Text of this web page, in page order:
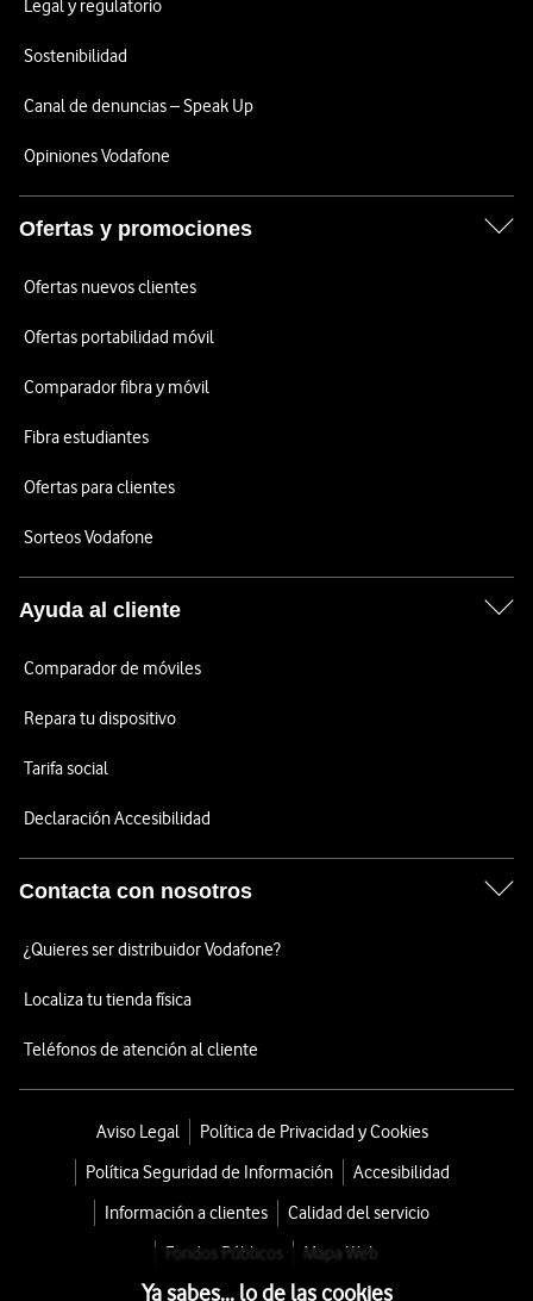
Legal y regulatorio
Sostenibilidad
Canal de denuncias – Speak Up
Opiniones Vodafone
Ofertas y promociones
Ofertas nuevos clientes
Ofertas portabilidad móvil
Comparador fibra y móvil
Fibra estudiantes
Ofertas para clientes
Sorteos Vodafone
Ayuda al cliente
Comparador de móviles
Repara tu dispositivo
Tarifa social
Declaración Accesibilidad
Contacta con nosotros
¿Quieres ser distribuidor Vodafone?
Localiza tu tienda física
Teléfonos de atención al cliente
Aviso Legal
Política de Privacidad y Cookies
Política Seguridad de Información
Accesibilidad
Información a clientes
Calidad del servicio
Fondos Públicos
Mapa Web
Ya sabes... lo de las cookies